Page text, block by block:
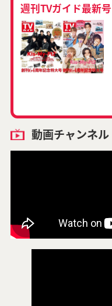
週刊TVガイド最新号
動画チャンネル